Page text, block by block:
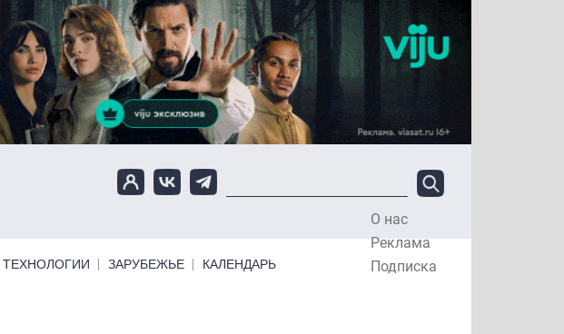
О нас
Реклама
Подписка
ТЕХНОЛОГИИ ЗАРУБЕЖЬЕ КАЛЕНДАРЬ